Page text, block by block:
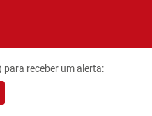
para receber um alerta: